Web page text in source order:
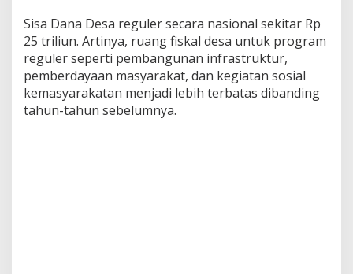
Sisa Dana Desa reguler secara nasional sekitar Rp
25 triliun. Artinya, ruang fiskal desa untuk program
reguler seperti pembangunan infrastruktur,
pemberdayaan masyarakat, dan kegiatan sosial
kemasyarakatan menjadi lebih terbatas dibanding
tahun-tahun sebelumnya.